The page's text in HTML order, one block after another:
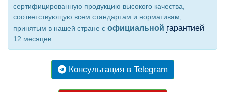
сертифицированную продукцию высокого качества,
соответствующую всем стандартам и нормативам,
принятым в нашей стране с официальной гарантией
12 месяцев.
Консультация в Telegram